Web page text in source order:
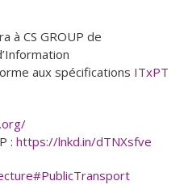
à CS GROUP de
aux spécifications ITxPT
: https://lnkd.in/dTNXsfve
#PublicTransport